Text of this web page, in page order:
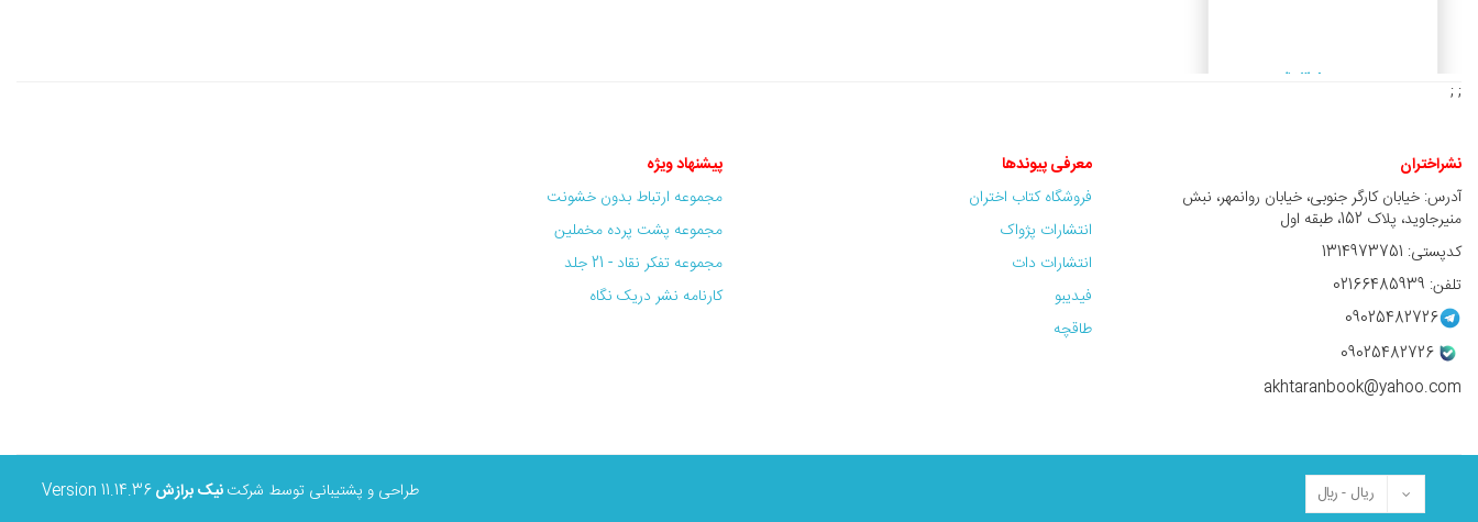
3,800,000 ريال
; ;
نشراختران
آدرس: خیابان کارگر جنوبی، خیابان روانمهر، نبش
منیرجاوید، پلاک 152، طبقه اول
کدپستی: 1314973751
تلفن: 02166485939
09025482726
09025482726
akhtaranbook@yahoo.com
معرفی پیوندها
فروشگاه کتاب اختران
انتشارات پژواک
انتشارات دات
فیدیبو
طاقچه
پیشنهاد ویژه
مجموعه ارتباط بدون خشونت
مجموعه پشت پرده مخملین
مجموعه تفکر نقاد - 21 جلد
کارنامه نشر دریک نگاه
طراحی و پشتیبانی توسط شرکتنیک برازشVersion 11.14.36